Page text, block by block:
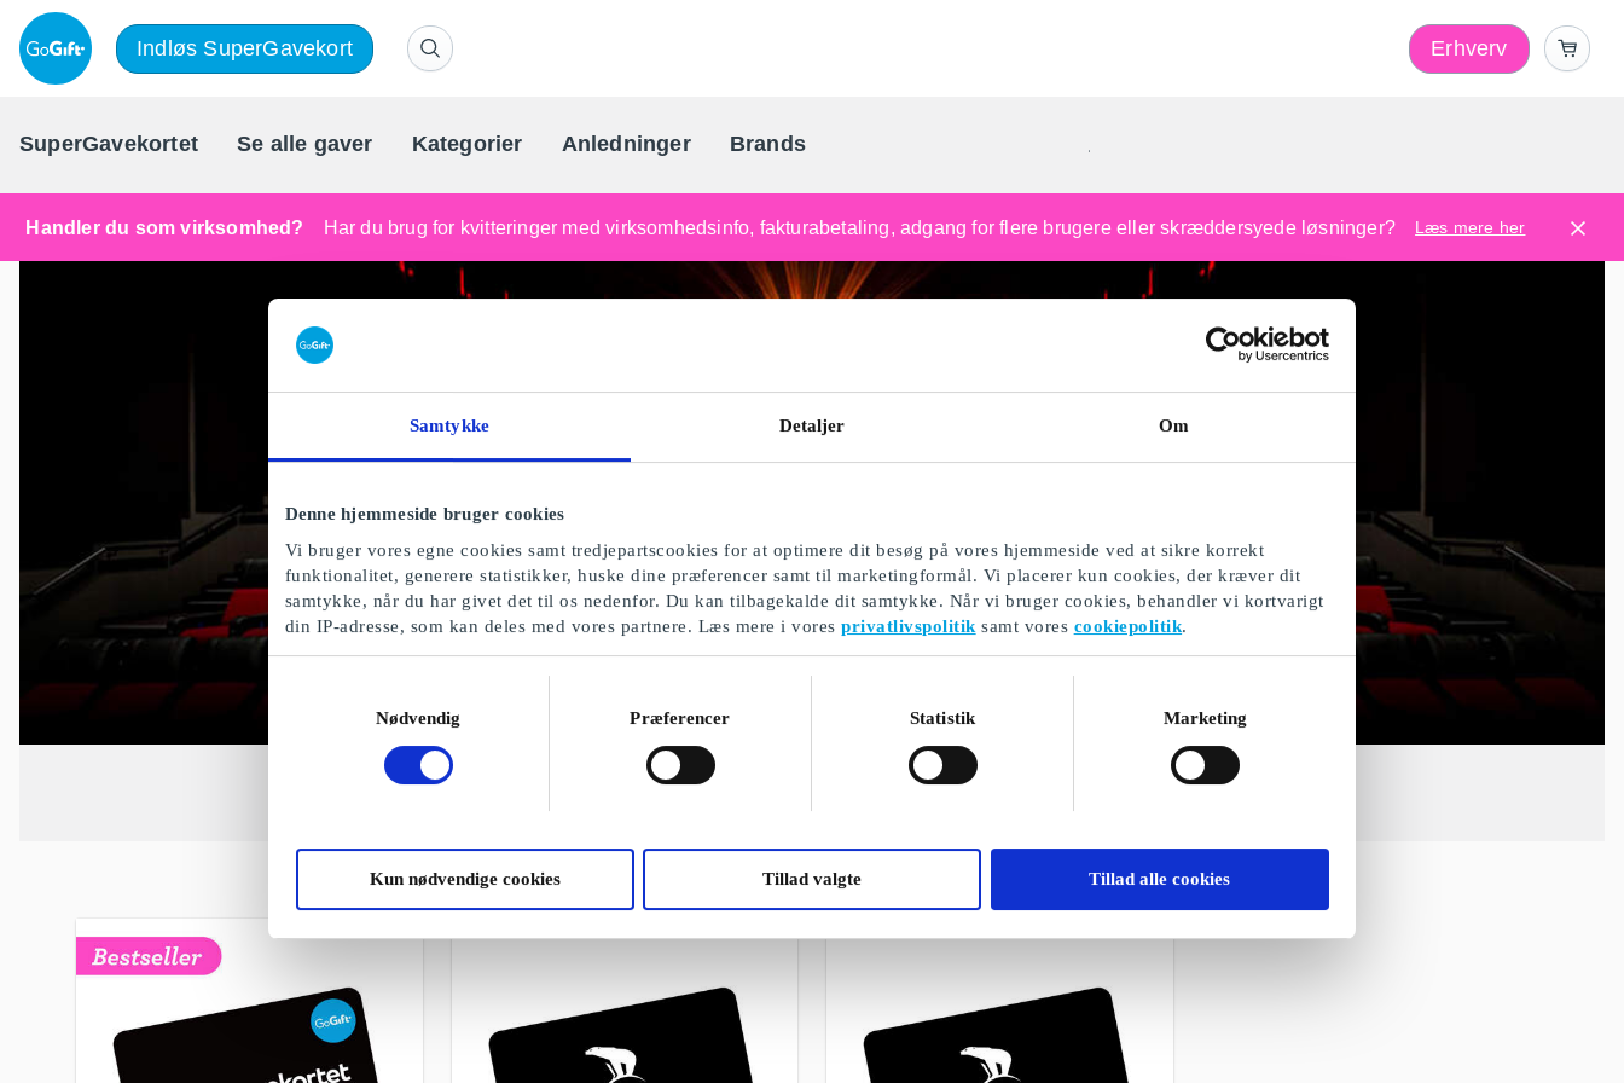
Samtykke Detaljer Om
Denne hjemmeside bruger cookies
Vi bruger vores egne cookies samt tredjepartscookies for at optimere dit besøg på vores hjemmeside ved at sikre korrekt
funktionalitet, generere statistikker, huske dine præferencer samt til marketingformål. Vi placerer kun cookies, der kræver dit
samtykke, når du har givet det til os nedenfor. Du kan tilbagekalde dit samtykke. Når vi bruger cookies, behandler vi kortvarigt
din IP-adresse, som kan deles med vores partnere. Læs mere i voresprivatlivspolitik samt vores cookiepolitik.
Nødvendig
Præferencer Statistik Marketing
Kun nødvendige cookies Tillad valgte Tillad alle cookies
Indløs SuperGavekort Erhverv
SuperGavekortet Se alle gaver Kategorier Anledninger Brands Danmarks gaveportal nr. 1
Handler du som virksomhed? Har du brug for kvitteringer med virksomhedsinfo, fakturabetaling, adgang for flere brugere eller skræddersyede løsninger? Læs mere her
Biograftur for 2 personer
Et udvalg af vores gaver